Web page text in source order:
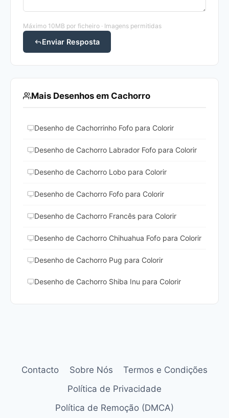
Máximo 10MB por ficheiro · Imagens permitidas
Enviar Resposta
Mais Desenhos em Cachorro
Desenho de Cachorrinho Fofo para Colorir
Desenho de Cachorro Labrador Fofo para Colorir
Desenho de Cachorro Lobo para Colorir
Desenho de Cachorro Fofo para Colorir
Desenho de Cachorro Francês para Colorir
Desenho de Cachorro Chihuahua Fofo para Colorir
Desenho de Cachorro Pug para Colorir
Desenho de Cachorro Shiba Inu para Colorir
Contacto Sobre Nós
Termos e Condições
Política de Privacidade
Política de Remoção (DMCA)